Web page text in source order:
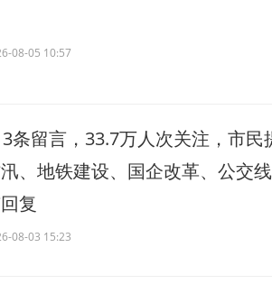
08-05 10:57
条留言，33.7万人次关注，市民
、地铁建设、国企改革、公交
复
08-03 15:23